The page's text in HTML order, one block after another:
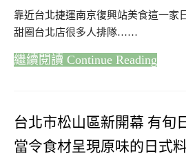
靠近台北捷運南京復興站美食這一家
甜圈台北店很多人排隊……
Continue Reading
台北市松山區新開幕 有旬
當令食材呈現原味的日式